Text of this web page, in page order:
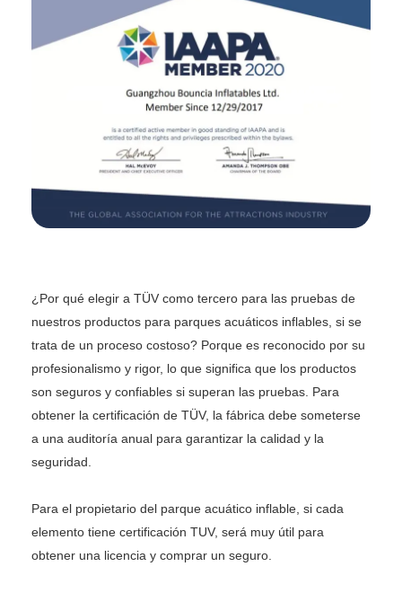
¿Por qué elegir a TÜV como tercero para las pruebas de
nuestros productos para parques acuáticos inflables, si se
trata de un proceso costoso? Porque es reconocido por su
profesionalismo y rigor, lo que significa que los productos
son seguros y confiables si superan las pruebas. Para
obtener la certificación de TÜV, la fábrica debe someterse
a una auditoría anual para garantizar la calidad y la
seguridad.
Para el propietario del parque acuático inflable, si cada
elemento tiene certificación TUV, será muy útil para
obtener una licencia y comprar un seguro.